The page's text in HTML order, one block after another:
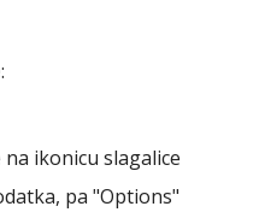
:
ikonicu slagalice
pa "Options"